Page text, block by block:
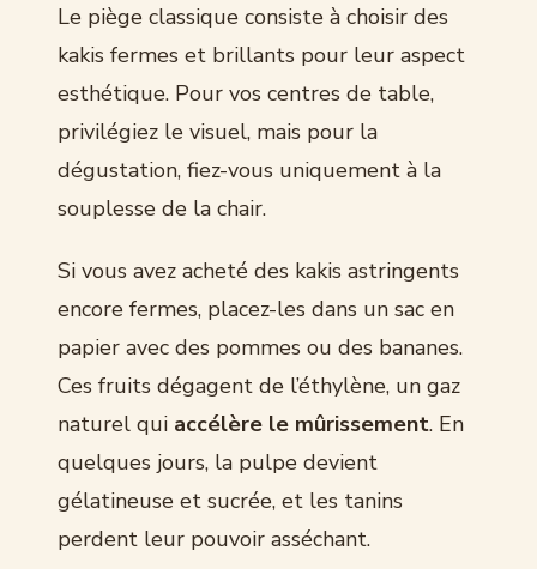
Le piège classique consiste à choisir des
kakis fermes et brillants pour leur aspect
esthétique. Pour vos centres de table,
privilégiez le visuel, mais pour la
dégustation, fiez-vous uniquement à la
souplesse de la chair.
Si vous avez acheté des kakis astringents
encore fermes, placez-les dans un sac en
papier avec des pommes ou des bananes.
Ces fruits dégagent de l’éthylène, un gaz
naturel qui accélère le mûrissement. En
quelques jours, la pulpe devient
gélatineuse et sucrée, et les tanins
perdent leur pouvoir asséchant.